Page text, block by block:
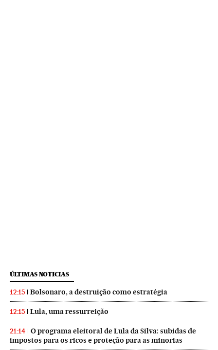
ÚLTIMAS NOTICIAS
12:15 Bolsonaro, a destruição como estratégia
12:15 Lula, uma ressurreição
21:14
O programa eleitoral de Lula da Silva: subidas de
impostos para os ricos e proteção para as minorias